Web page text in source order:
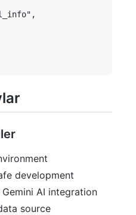
development
Gemini AI integration
source